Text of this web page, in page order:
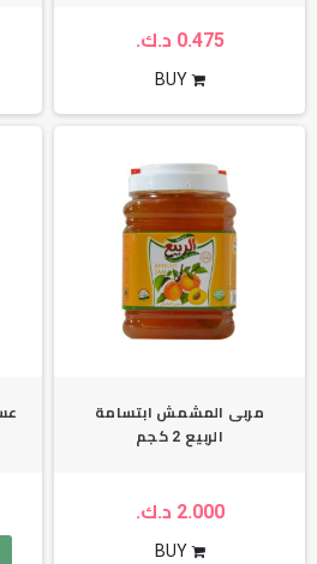
0.475 د.ك.
BUY
مربى المشمش ابتسامة
الربيع 2 كجم
2.000 د.ك.
BUY